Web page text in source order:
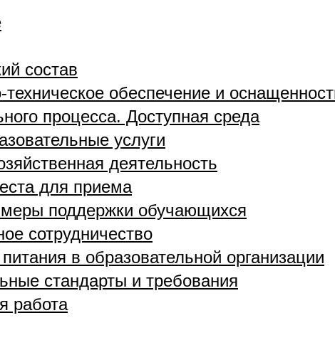
состав
обеспечение и
процесса. Доступная среда
услуги
деятельность
для приема
поддержки обучающихся
сотрудничество
в образовательной организации
стандарты и требования
работа